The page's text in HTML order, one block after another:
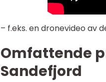
– f.eks. en dronevideo av
Omfattende
Sandefjord